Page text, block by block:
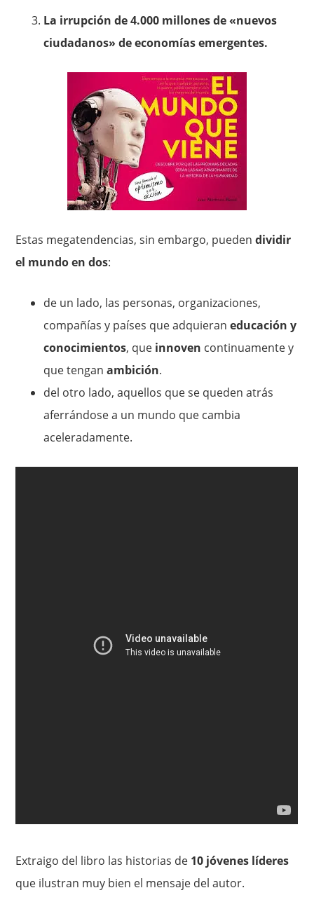
La irrupción de 4.000 millones de «nuevos
ciudadanos» de economías emergentes.
Estas megatendencias, sin embargo, puedendividir
el mundo en dos:
de un lado, las personas, organizaciones,
compañías y países que adquieraneducación y
conocimientos, que innoven continuamente y
que tenganambición.
del otro lado, aquellos que se queden atrás
aferrándose a un mundo que cambia
aceleradamente.
Extraigo del libro las historias de 10 jóvenes líderes
que ilustran muy bien el mensaje del autor.